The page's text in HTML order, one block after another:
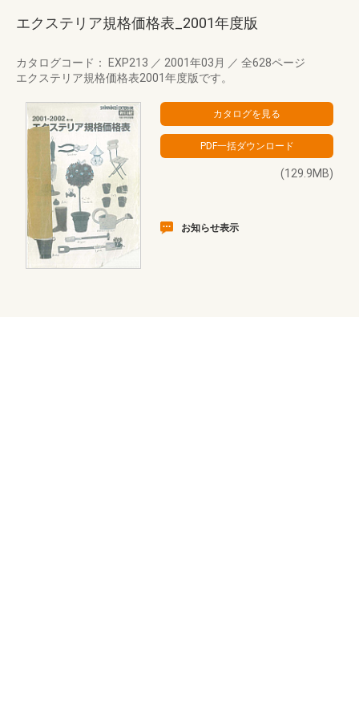
エクステリア規格価格表_2001年度版
カタログコード： EXP213 ／ 2001年03月 ／ 全628ページ
エクステリア規格価格表2001年度版です。
(129.9MB)
お知らせ表示